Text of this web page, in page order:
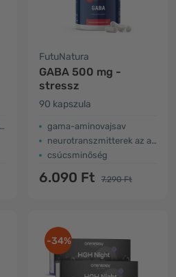
FutuNatura
GABA 500 mg -
stressz
90 kapszula
gama-aminovajsav
neurotranszmitterek az agyban
csúcsminőség
6.090 Ft 7.290 Ft
-34%